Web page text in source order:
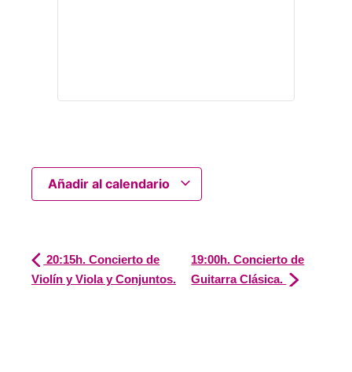
Añadir al calendario
20:15h. Concierto de
Violín y Viola y Conjuntos.
19:00h. Concierto de
Guitarra Clásica.